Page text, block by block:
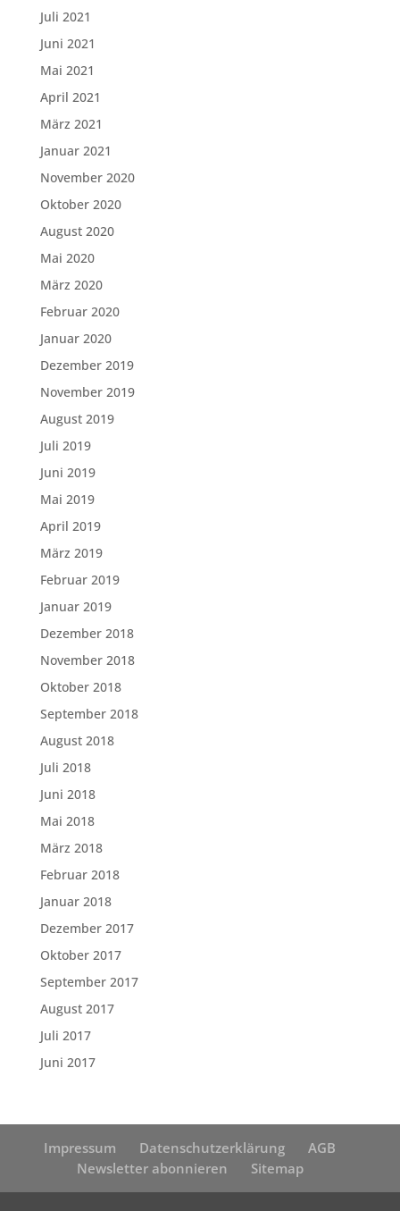
Juli 2021
Juni 2021
Mai 2021
April 2021
März 2021
Januar 2021
November 2020
Oktober 2020
August 2020
Mai 2020
März 2020
Februar 2020
Januar 2020
Dezember 2019
November 2019
August 2019
Juli 2019
Juni 2019
Mai 2019
April 2019
März 2019
Februar 2019
Januar 2019
Dezember 2018
November 2018
Oktober 2018
September 2018
August 2018
Juli 2018
Juni 2018
Mai 2018
März 2018
Februar 2018
Januar 2018
Dezember 2017
Oktober 2017
September 2017
August 2017
Juli 2017
Juni 2017
Impressum Datenschutzerklärung
AGB
Newsletter abonnieren
Sitemap